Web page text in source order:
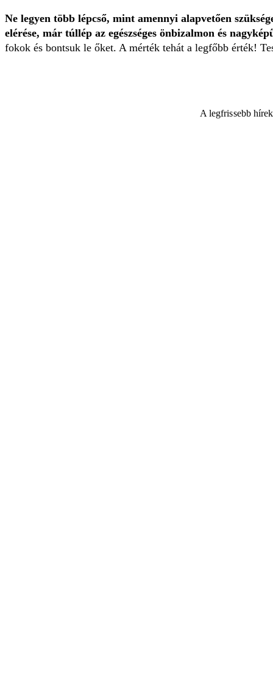
Ne legyen több lépcső, mint amennyi alapvetően
elérése, már túllép az egészséges önbizalmon és
fokok és bontsuk le őket. A mérték tehát a legfőbb érték!
A legfrissebb